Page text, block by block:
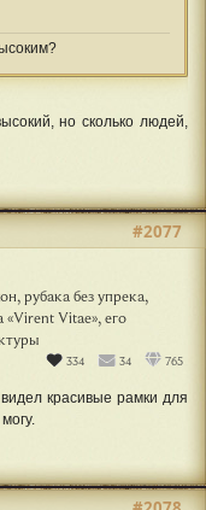
но сколько людей,
рубака без упрека,
«Virent Vitae», его
334 34 765
#2077
красивые рамки для